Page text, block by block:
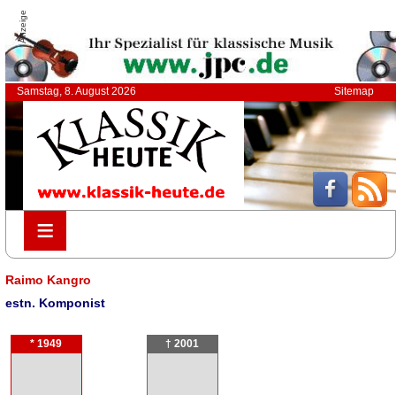
Anzeige
Samstag, 8. August 2026 Sitemap
≡
≡
Raimo Kangro
estn. Komponist
* 1949 † 2001